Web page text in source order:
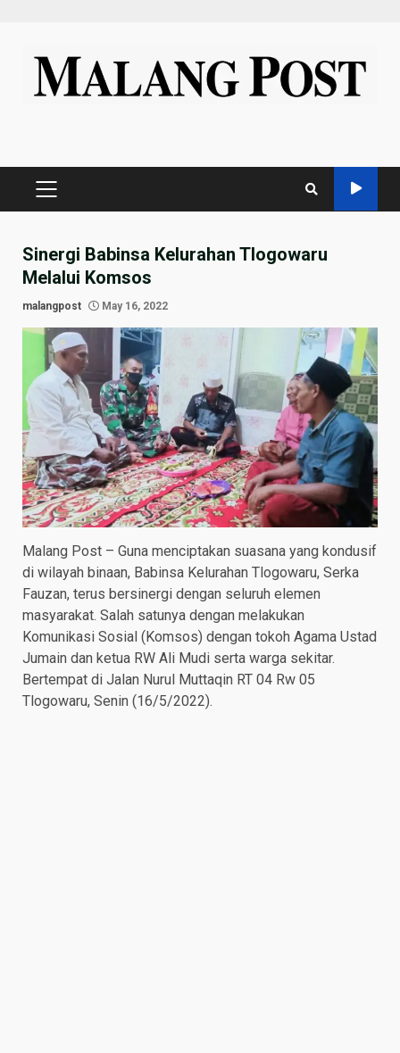
content
PRIMARY
Sinergi Babinsa Kelurahan Tlogowaru
Melalui Komsos
malangpost May 16, 2022
Malang Post – Guna menciptakan suasana yang kondusif
di wilayah binaan, Babinsa Kelurahan Tlogowaru, Serka
Fauzan, terus bersinergi dengan seluruh elemen
masyarakat. Salah satunya dengan melakukan
Komunikasi Sosial (Komsos) dengan tokoh Agama Ustad
Jumain dan ketua RW Ali Mudi serta warga sekitar.
Bertempat di Jalan Nurul Muttaqin RT 04 Rw 05
Tlogowaru, Senin (16/5/2022).